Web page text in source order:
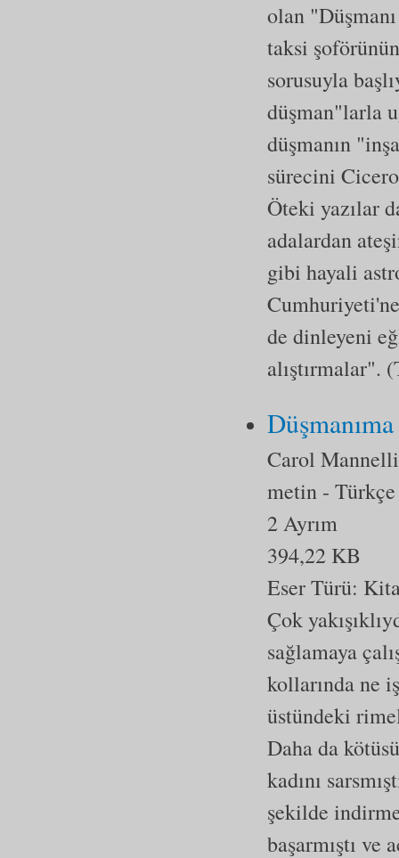
olan
taksi
sorusuyla
düşman"larla
düşmanın
sürecini
Öteki yazılar
adalardan
gibi hayali
de dinleyeni
alıştırmalar".
Carol Mannelli
metin - Türkçe
2 Ayrım
394,22 KB
Eser Türü:
Çok
sağlamaya
kollarında ne
üstündeki
Daha da
kadını
şekilde
başarmıştı ve